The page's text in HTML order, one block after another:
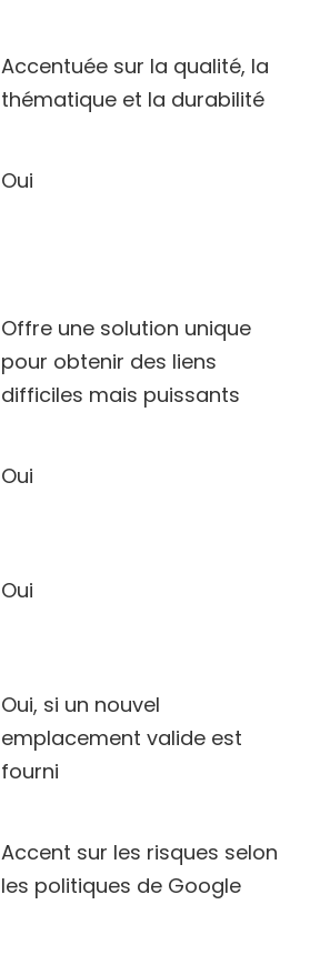
Accentuée sur la qualité, la
thématique et la durabilité
Oui
Offre une solution unique
pour obtenir des liens
difficiles mais puissants
Oui
Oui
Oui, si un nouvel
emplacement valide est
fourni
Accent sur les risques selon
les politiques de Google